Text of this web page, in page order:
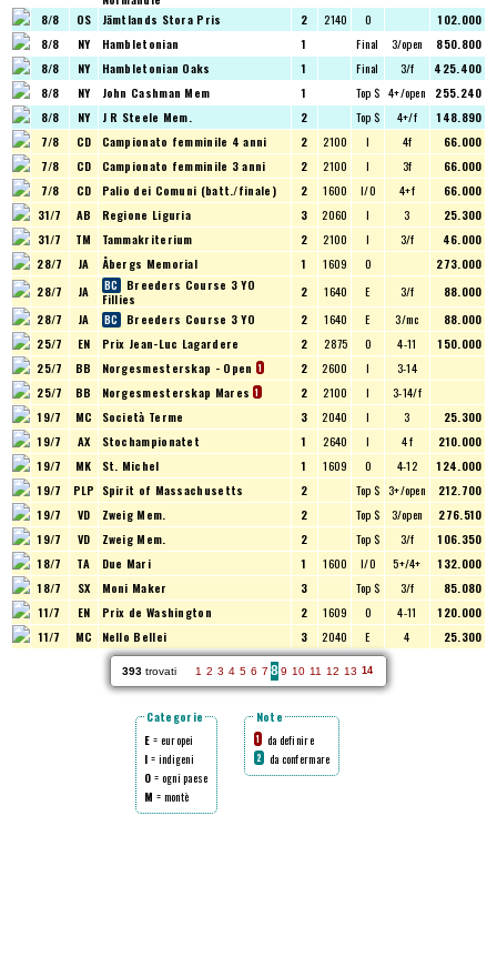
8/8
OS Jämtlands Stora Pris 2 2140 O
102.000
8/8
NY Hambletonian 1 Final 3/open
850.800
8/8
NY Hambletonian Oaks 1 Final 3/f
425.400
8/8
NY John Cashman Mem 1 Top $ 4+/open
255.240
8/8
NY J R Steele Mem. 2 Top $ 4+/f
148.890
7/8
CD Campionato femminile 4 anni 2 2100 I 4f
66.000
7/8
CD Campionato femminile 3 anni 2 2100 I 3f
66.000
7/8
CD Palio dei Comuni (batt./finale) 2 1600 I/O 4+f
66.000
31/7
AB Regione Liguria 3 2060 I 3
25.300
31/7
TM Tammakriterium 2 2100 I 3/f
46.000
28/7
JA Åbergs Memorial 1 1609 O
273.000
28/7
JA
Breeders Course 3 YO
Fillies
2 1640 E 3/f
88.000
28/7
JA Breeders Course 3 YO 2 1640 E 3/mc
88.000
25/7
EN Prix Jean-Luc Lagardere 2 2875 O 4-11
150.000
25/7
BB Norgesmesterskap - Open 1 2 2600 I
3-14
25/7
BB Norgesmesterskap Mares1 2 2100 I
3-14/f
19/7
MC Società Terme 3 2040 I 3
25.300
19/7
AX Stochampionatet 1 2640 I 4 f
210.000
19/7
MK St. Michel 1 1609 O 4-12
124.000
19/7
PLP Spirit of Massachusetts 2 Top $ 3+/open
212.700
19/7
VD Zweig Mem. 2 Top $ 3/open
276.510
19/7
VD Zweig Mem. 2 Top $ 3/f
106.350
18/7
TA Due Mari 1 1600 I/O 5+/4+
132.000
18/7
SX Moni Maker 3 Top $ 3/f
85.080
11/7
EN Prix de Washington 2 1609 O 4-11
120.000
11/7
MC Nello Bellei 3 2040 E 4 25.300
393 trovati 1 2 3 4 5 6 7 89 10 11 12 13 14
Categorie
E = europei
I = indigeni
O = ogni paese
M = montè
Note
1 da definire
2 da confermare